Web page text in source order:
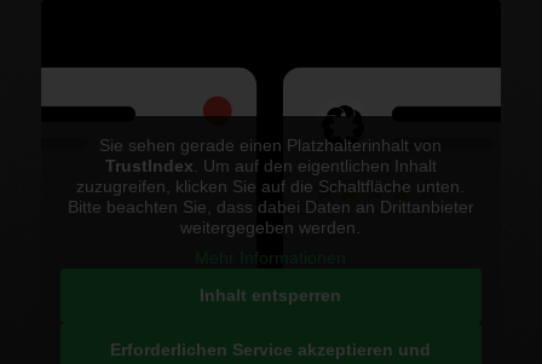
Sie sehen gerade einen Platzhalterinhalt von
TrustIndex. Um auf den eigentlichen Inhalt
zuzugreifen, klicken Sie auf die Schaltfläche unten.
Bitte beachten Sie, dass dabei Daten an Drittanbieter
weitergegeben werden.
Mehr Informationen
Inhalt entsperren
Erforderlichen Service akzeptieren und